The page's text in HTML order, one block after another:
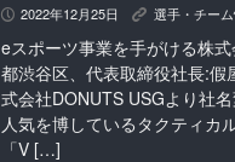
P 2022年12月25日 K 選手・チー
eスポーツ事業を手がける株
都渋谷区、代表取締役社長:
式会社DONUTS USGより社
人気を博しているタクティカ
「V […]